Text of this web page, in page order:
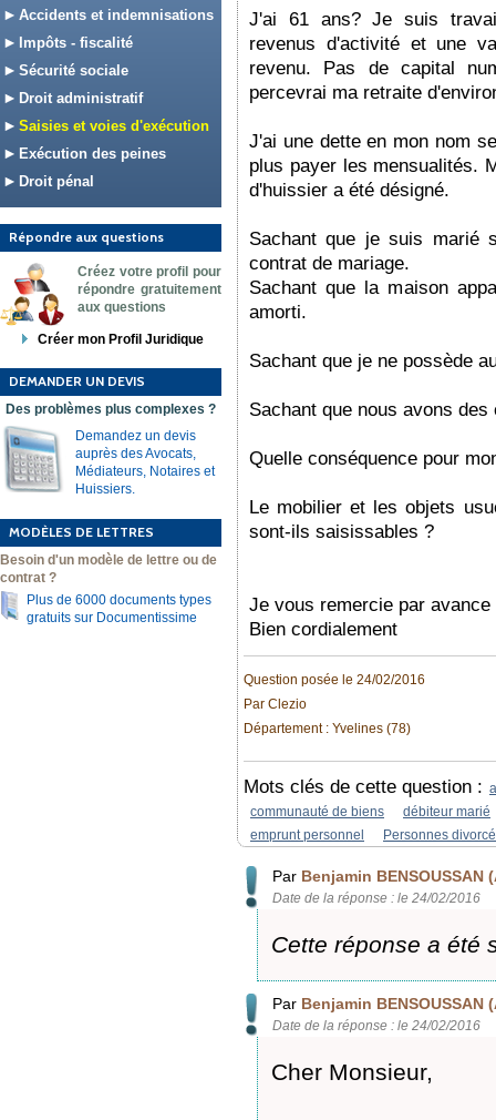
Accidents et indemnisations
Impôts - fiscalité
Sécurité sociale
Droit administratif
Saisies et voies d'exécution
Exécution des peines
Droit pénal
Répondre aux questions
Créez votre profil pour
répondre gratuitement
aux questions
Créer mon Profil Juridique
DEMANDER UN DEVIS
Des problèmes plus complexes ?
Demandez un devis
auprès des Avocats,
Médiateurs, Notaires et
Huissiers.
MODÈLES DE LETTRES
Besoin d'un modèle de lettre ou de
contrat ?
Plus de 6000 documents types
gratuits sur Documentissime
J'ai 61 ans? Je suis
revenus d'activité et une
revenu. Pas de capital
percevrai ma retraite
J'ai une dette en mon nom
plus payer les mensualités.
d'huissier a été désigné.
Sachant que je suis marié
contrat de mariage.
Sachant que la maison
amorti.
Sachant que je ne possède
Sachant que nous avons
Quelle conséquence pour
Le mobilier et les objets
sont-ils saisissables ?
Je vous remercie par avance
Bien cordialement
Question posée le 24/02/2016
Par Clezio
Département : Yvelines (78)
Mots clés de cette question :
communauté de biens
débiteur marié
emprunt personnel
Personnes
Par Benjamin BENSOUSSAN
Date de la réponse : le 24/02/2016
Cette réponse a été
Par Benjamin BENSOUSSAN
Date de la réponse : le 24/02/2016
Cher Monsieur,